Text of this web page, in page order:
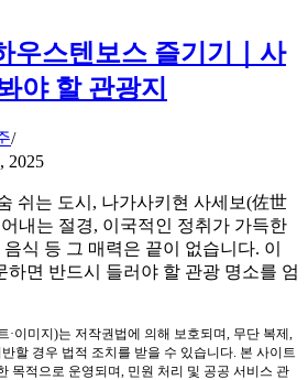
우스텐보스 즐기기｜사
야 할 관광지
2025
쉬는 도시, 나가사키현 사세보(佐世
내는 절경, 이국적인 정취가 가득한
식 등 그 매력은 끝이 없습니다. 이
하면 반드시 들러야 할 관광 명소를 엄
·이미지)는 저작권법에 의해 보호되며, 무단 복제,
할 경우 법적 조치를 받을 수 있습니다. 본 사이트
목적으로 운영되며, 민원 처리 및 공공 서비스 관